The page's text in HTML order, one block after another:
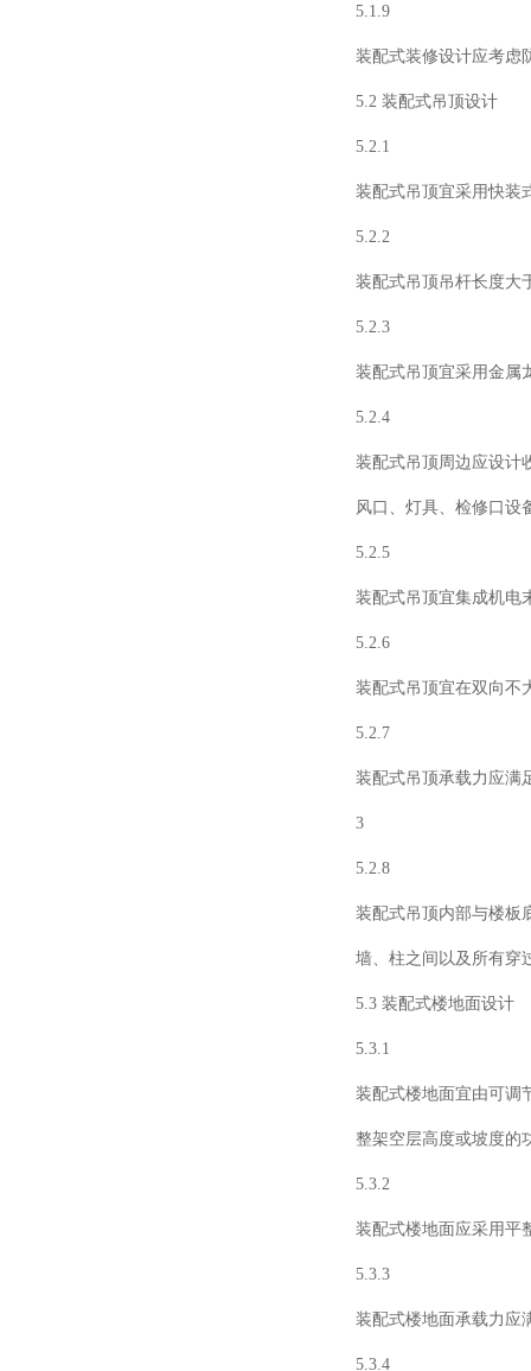
5.1.9
装配式装修设计应考虑
5.2 装配式吊顶设计
5.2.1
装配式吊顶宜采用快装
5.2.2
装配式吊顶吊杆长度大
5.2.3
装配式吊顶宜采用金属
5.2.4
装配式吊顶周边应设计
风口、灯具、检修口设
5.2.5
装配式吊顶宜集成机电
5.2.6
装配式吊顶宜在双向不
5.2.7
装配式吊顶承载力应满
3
5.2.8
装配式吊顶内部与楼板
墙、柱之间以及所有穿
5.3 装配式楼地面设计
5.3.1
装配式楼地面宜由可调
整架空层高度或坡度的
5.3.2
装配式楼地面应采用平
5.3.3
装配式楼地面承载力应
5.3.4